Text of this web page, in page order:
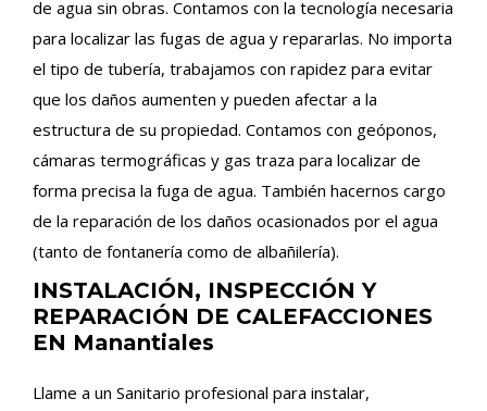
de agua sin obras. Contamos con la tecnología necesaria
para localizar las fugas de agua y repararlas. No importa
el tipo de tubería, trabajamos con rapidez para evitar
que los daños aumenten y pueden afectar a la
estructura de su propiedad. Contamos con geóponos,
cámaras termográficas y gas traza para localizar de
forma precisa la fuga de agua. También hacernos cargo
de la reparación de los daños ocasionados por el agua
(tanto de fontanería como de albañilería).
INSTALACIÓN, INSPECCIÓN Y
REPARACIÓN DE CALEFACCIONES
EN Manantiales
Llame a un Sanitario profesional para instalar,